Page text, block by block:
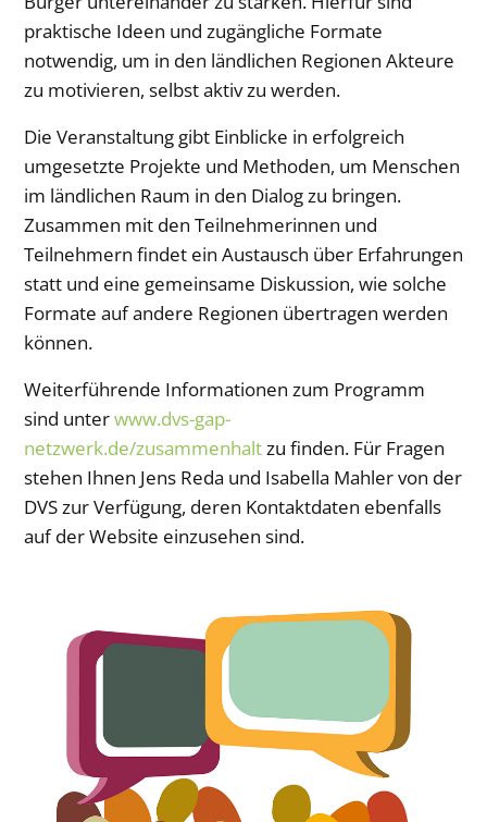
praktische Ideen und zugängliche Formate
notwendig, um in den ländlichen Regionen Akteure
zu motivieren, selbst aktiv zu werden.
Die Veranstaltung gibt Einblicke in erfolgreich
umgesetzte Projekte und Methoden, um Menschen
im ländlichen Raum in den Dialog zu bringen.
Zusammen mit den Teilnehmerinnen und
Teilnehmern findet ein Austausch über Erfahrungen
statt und eine gemeinsame Diskussion, wie solche
Formate auf andere Regionen übertragen werden
können.
Weiterführende Informationen zum Programm
sind unterwww.dvs-gap-
netzwerk.de/zusammenhaltzu finden. Für Fragen
stehen Ihnen Jens Reda und Isabella Mahler von der
DVS zur Verfügung, deren Kontaktdaten ebenfalls
auf der Website einzusehen sind.